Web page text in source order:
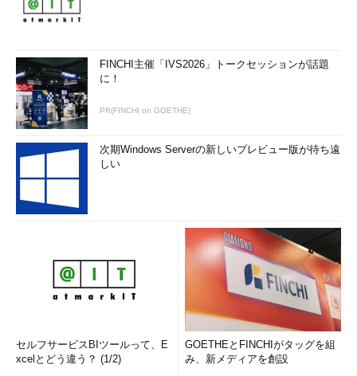
FINCHI主催「IVS2026」トークセッションが話題
に！
PR(FINCHI on GOETHE)
次期Windows Serverの新しいプレビュー版が待ち遠
しい
セルフサービスBIツールって、E
xcelとどう違う？ (1/2)
GOETHEとFINCHIがタッグを組
み、新メディアを創設